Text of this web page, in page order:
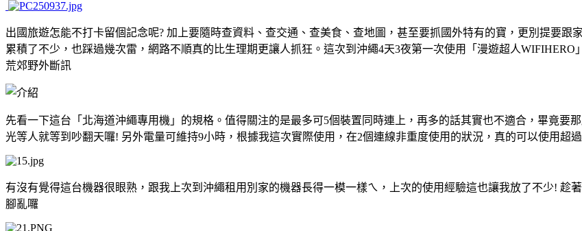
出國旅遊怎能不打卡留個記念呢? 加上要隨時查資料、查交通、查美食、查地圖，甚至要抓國外特有的寶，更別提要
累積了不少，也踩過幾次雷，網路不順真的比生理期更讓人抓狂。這次到沖繩4天3夜第一次使用「漫遊超人WIFIHERO
荒郊野外斷訊
先看一下這台「北海道沖繩專用機」的規格。值得關注的是最多可5個裝置同時連上，再多的話其實也不適合，畢竟要
光等人就等到吵翻天囉! 另外電量可維持9小時，根據我這次實際使用，在2個連線非重度使用的狀況，真的可以使用超
有沒有覺得這台機器很眼熟，跟我上次到沖繩租用別家的機器長得一模一樣ㄟ，上次的使用經驗這也讓我放了不少! 趁
腳亂囉